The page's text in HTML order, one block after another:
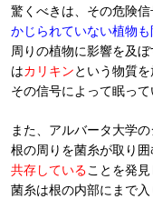
驚くべきは、その危険
かじられていない植物
周りの植物に影響を及
はカリキンという物質を
その信号によって眠っ
また、アルバータ大学
根の周りを菌糸が取り囲
共存していることを発見
菌糸は根の内部にまで